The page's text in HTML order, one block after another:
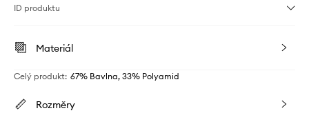
ID produktu
Materiál
Celý produkt: 67% Bavlna, 33% Polyamid
Rozměry